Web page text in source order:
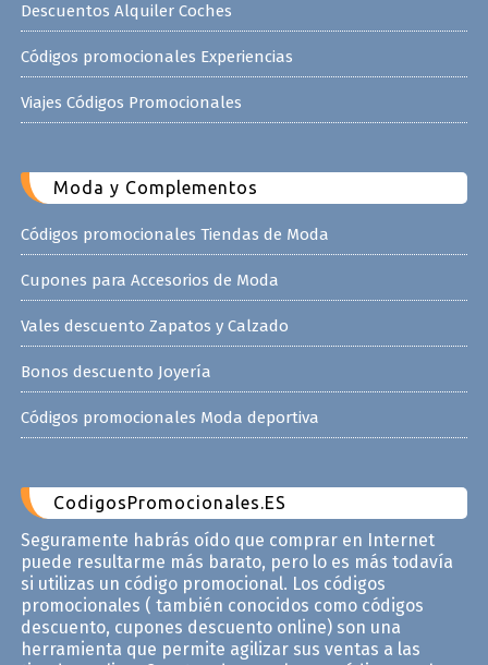
Descuentos Alquiler Coches
Códigos promocionales Experiencias
Viajes Códigos Promocionales
Moda y Complementos
Códigos promocionales Tiendas de Moda
Cupones para Accesorios de Moda
Vales descuento Zapatos y Calzado
Bonos descuento Joyería
Códigos promocionales Moda deportiva
CodigosPromocionales.ES
Seguramente habrás oído que comprar en Internet
puede resultarme más barato, pero lo es más todavía
si utilizas un código promocional. Los códigos
promocionales ( también conocidos como códigos
descuento, cupones descuento online) son una
herramienta que permite agilizar sus ventas a las